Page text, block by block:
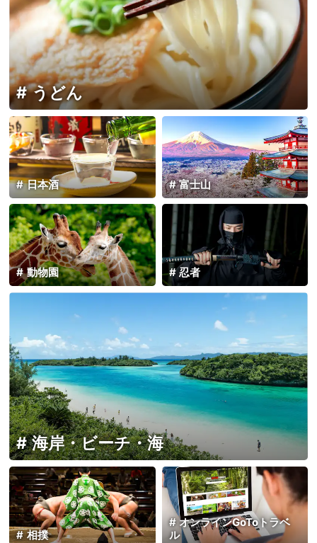
うどん
日本酒 富士山
動物園 忍者
海岸・ビーチ・海
オンラインGoToトラベ
ル
相撲